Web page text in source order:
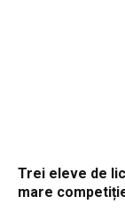
Trei eleve de
mare